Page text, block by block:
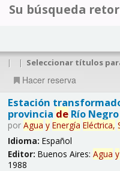
Su búsqueda
| | Seleccionar títulos
Hacer reserva
Estación
provincia deRío Negro
por Agua y Energía Eléctrica,
Idioma: Español
Editor: Buenos Aires: Agua y
1988